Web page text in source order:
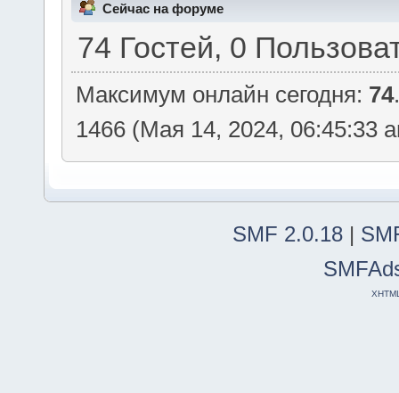
Сейчас на форуме
74 Гостей, 0
Максимум онлайн сегодня: 74
1466 (Мая 14, 2024, 06:45:33
SMF 2.0.18 |